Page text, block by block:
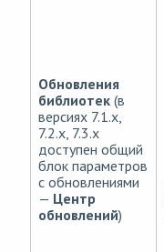
Обновления
библиотек (в
версиях 7.1.x,
7.2.x, 7.3.x
доступен общий
блок параметров
с обновлениями
— Центр
обновлений)